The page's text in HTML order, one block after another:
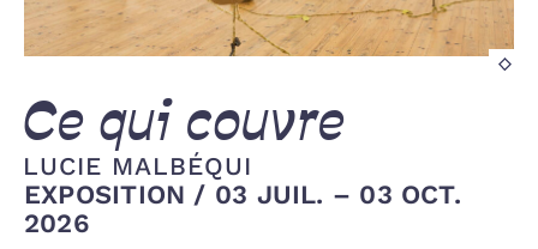
Ce qui couvre
LUCIE MALBÉQUI
EXPOSITION / 03 JUIL. – 03 OCT.
2026